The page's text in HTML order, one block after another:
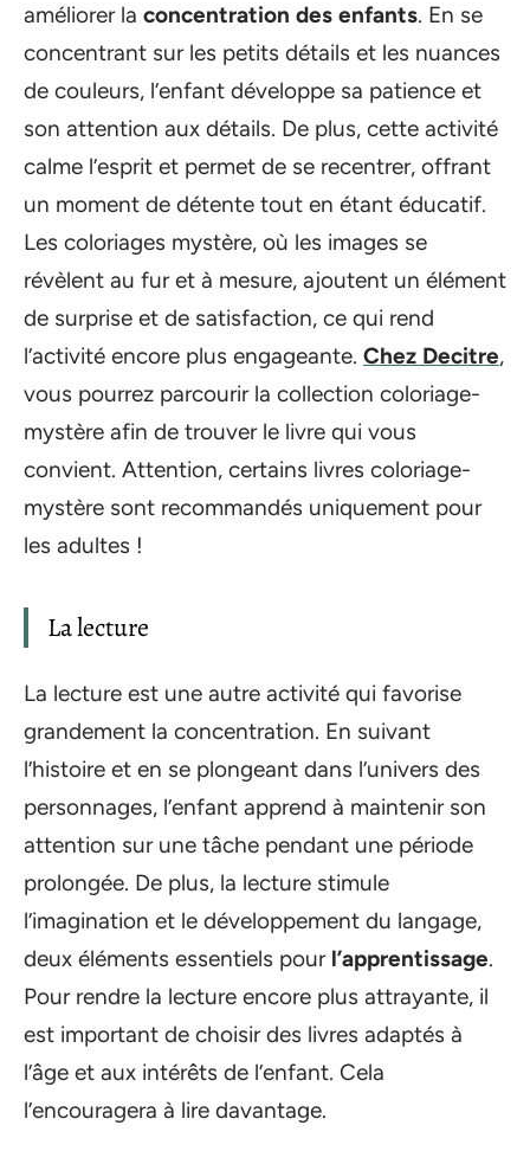
améliorer la concentration des enfants. En se
concentrant sur les petits détails et les nuances
de couleurs, l’enfant développe sa patience et
son attention aux détails. De plus, cette activité
calme l’esprit et permet de se recentrer, offrant
un moment de détente tout en étant éducatif.
Les coloriages mystère, où les images se
révèlent au fur et à mesure, ajoutent un élément
de surprise et de satisfaction, ce qui rend
l’activité encore plus engageante. Chez Decitre,
vous pourrez parcourir la collection coloriage-
mystère afin de trouver le livre qui vous
convient. Attention, certains livres coloriage-
mystère sont recommandés uniquement pour
les adultes !
La lecture
La lecture est une autre activité qui favorise
grandement la concentration. En suivant
l’histoire et en se plongeant dans l’univers des
personnages, l’enfant apprend à maintenir son
attention sur une tâche pendant une période
prolongée. De plus, la lecture stimule
l’imagination et le développement du langage,
deux éléments essentiels pour l’apprentissage.
Pour rendre la lecture encore plus attrayante, il
est important de choisir des livres adaptés à
l’âge et aux intérêts de l’enfant. Cela
l’encouragera à lire davantage.